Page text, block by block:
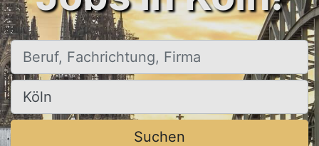
Beruf, Fachrichtung, Firma
Ort, Stadt
Suchen